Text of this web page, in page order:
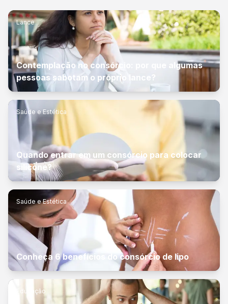
Lance
Contemplação no consórcio: por que algumas
pessoas sabotam o próprio lance?
Saúde e Estética
Quando entrar em um consórcio para colocar
silicone?
Saúde e Estética
Conheça 6 benefícios do consórcio de lipo
Educação